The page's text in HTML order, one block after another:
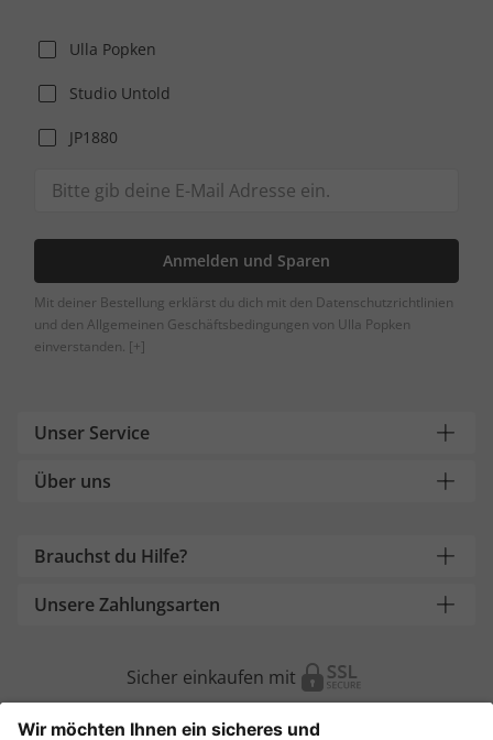
Ulla Popken
Studio Untold
JP1880
Anmelden und Sparen
Mit deiner Bestellung erklärst du dich mit den Datenschutzrichtlinien
und den Allgemeinen Geschäftsbedingungen von Ulla Popken
einverstanden. [+]
Unser Service
Über uns
Brauchst du Hilfe?
Unsere Zahlungsarten
Sicher einkaufen mit